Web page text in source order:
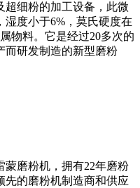
超细粉的加工设备，此微
度小于6%，莫氏硬度在
物料。它是经过20多次的
而研发制造的新型磨粉
蒙磨粉机，拥有22年磨粉
先的磨粉机制造商和供应